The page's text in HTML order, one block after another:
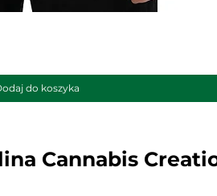
do koszyka
Cannabis